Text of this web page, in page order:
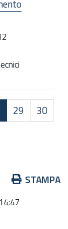
29
30
STAMPA